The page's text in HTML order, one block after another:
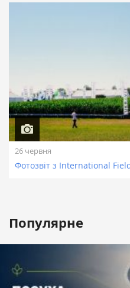
26 червня
Фотозвіт з International
Популярне